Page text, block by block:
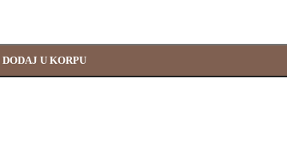
DODAJ U KORPU